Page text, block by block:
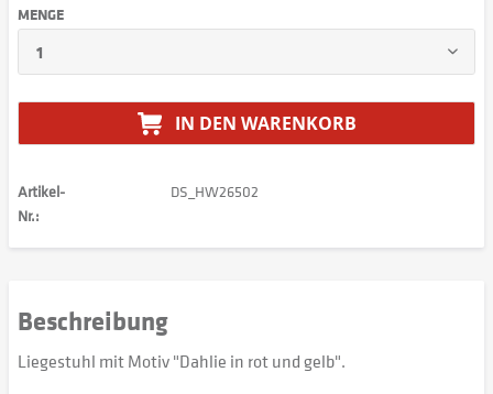
MENGE
IN DEN WARENKORB
Artikel-
Nr.:
DS_HW26502
Beschreibung
Liegestuhl mit Motiv "Dahlie in rot und gelb".